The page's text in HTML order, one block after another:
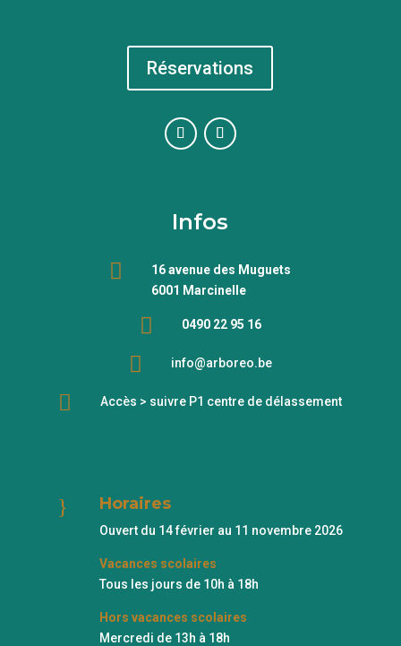
Réservations
Infos

16 avenue des Muguets
6001 Marcinelle
 0490 22 95 16
 info@arboreo.be
 Accès > suivre P1 centre de délassement
} Horaires
Ouvert du 14 février au 11 novembre 2026
Vacances scolaires
Tous les jours de 10h à 18h
Hors vacances scolaires
Mercredi de 13h à 18h